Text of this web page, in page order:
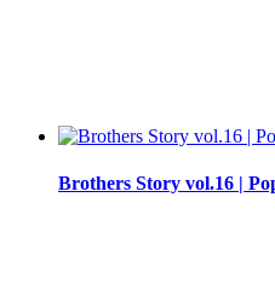
Brothers Story vol.16 |